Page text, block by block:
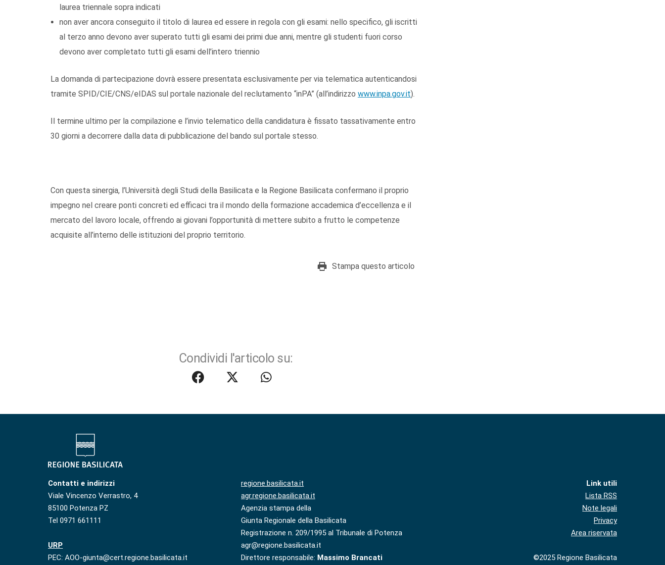
laurea triennale sopra indicati
non aver ancora conseguito il titolo di laurea ed essere in regola con gli esami: nello specifico, gli iscritti
al terzo anno devono aver superato tutti gli esami dei primi due anni, mentre gli studenti fuori corso
devono aver completato tutti gli esami dell’intero triennio
La domanda di partecipazione dovrà essere presentata esclusivamente per via telematica autenticandosi
tramite SPID/CIE/CNS/eIDAS sul portale nazionale del reclutamento “inPA” (all’indirizzo www.inpa.gov.it).
Il termine ultimo per la compilazione e l’invio telematico della candidatura è fissato tassativamente entro
30 giorni a decorrere dalla data di pubblicazione del bando sul portale stesso.
Con questa sinergia, l’Università degli Studi della Basilicata e la Regione Basilicata confermano il proprio
impegno nel creare ponti concreti ed efficaci tra il mondo della formazione accademica d’eccellenza e il
mercato del lavoro locale, offrendo ai giovani l’opportunità di mettere subito a frutto le competenze
acquisite all’interno delle istituzioni del proprio territorio.
Stampa questo articolo
Condividi l'articolo su:
Contatti e indirizzi
Viale Vincenzo Verrastro, 4
85100 Potenza PZ
Tel 0971 661111
URP
PEC: AOO-giunta@cert.regione.basilicata.it
regione.basilicata.it
agr.regione.basilicata.it
Agenzia stampa della
Giunta Regionale della Basilicata
Registrazione n. 209/1995 al Tribunale di Potenza
agr@regione.basilicata.it
Direttore responsabile: Massimo Brancati
Link utili
Lista RSS
Note legali
Privacy
Area riservata
©2025 Regione Basilicata